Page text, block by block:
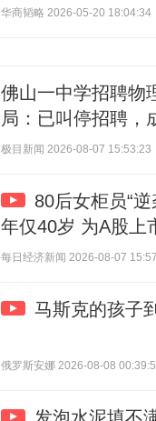
华商韬略 2026-05-20 18:04:34
佛山一中学招聘物
局：已叫停招聘，
极目新闻 2026-08-07 15:53:23
80后女柜员“
年仅40岁 为A股上
每日经济新闻 2026-08-07
马斯克的孩子
俄罗斯安娜 2026-08-08